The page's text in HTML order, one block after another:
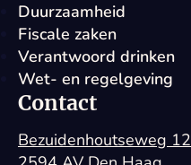
Duurzaamheid
Fiscale zaken
Verantwoord drinken
Wet- en regelgeving
Contact
Bezuidenhoutseweg 12